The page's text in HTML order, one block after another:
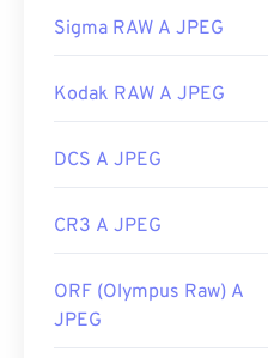
Sigma RAW A JPEG
Kodak RAW A JPEG
DCS A JPEG
CR3 A JPEG
ORF (Olympus Raw) A
JPEG